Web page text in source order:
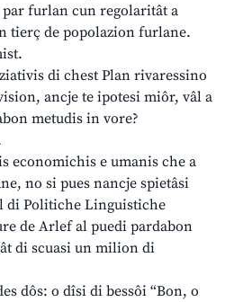
furlan cun regolaritât a
tierç de popolazion furlane.
di chest Plan rivaressino
ancje te ipotesi miôr, vâl a
metudis in vore?
economichis e umanis che a
no si pues nancje spietâsi
di Politiche Linguistiche
de Arlef al puedi pardabon
di scuasi un milion di
dôs: o dîsi di bessôi “Bon, o